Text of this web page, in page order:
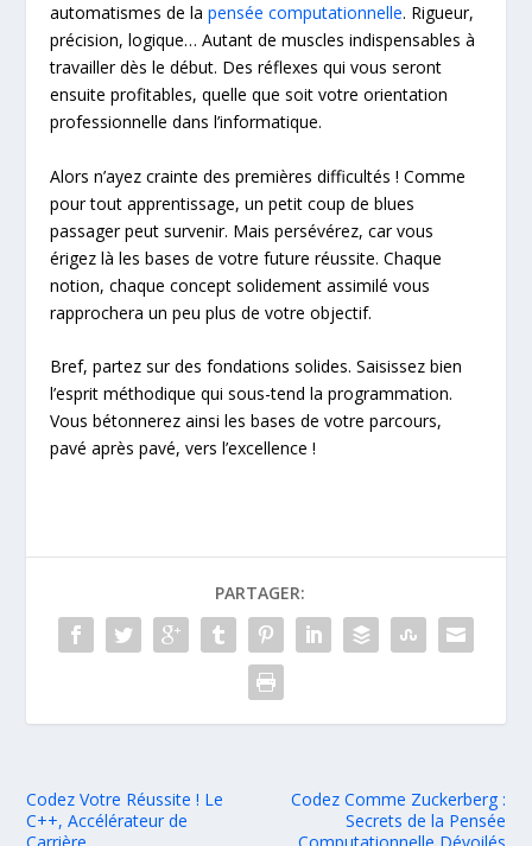
automatismes de lapensée computationnelle. Rigueur,
précision, logique… Autant de muscles indispensables à
travailler dès le début. Des réflexes qui vous seront
ensuite profitables, quelle que soit votre orientation
professionnelle dans l’informatique.
Alors n’ayez crainte des premières difficultés ! Comme
pour tout apprentissage, un petit coup de blues
passager peut survenir. Mais persévérez, car vous
érigez là les bases de votre future réussite. Chaque
notion, chaque concept solidement assimilé vous
rapprochera un peu plus de votre objectif.
Bref, partez sur des fondations solides. Saisissez bien
l’esprit méthodique qui sous-tend la programmation.
Vous bétonnerez ainsi les bases de votre parcours,
pavé après pavé, vers l’excellence !
PARTAGER:
Codez Votre Réussite ! Le
C++, Accélérateur de
Codez Comme Zuckerberg :
Secrets de la Pensée